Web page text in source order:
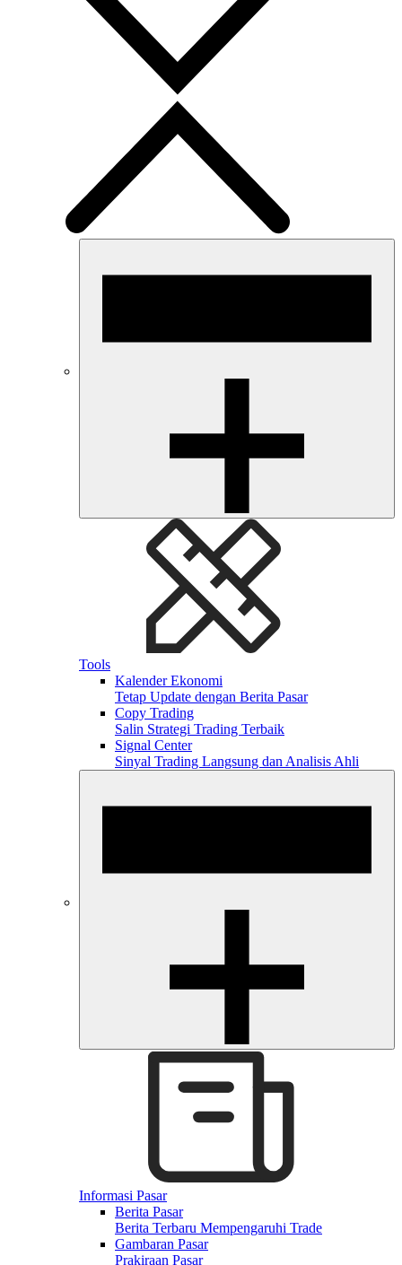
Tools
Kalender Ekonomi
Tetap Update dengan Berita Pasar
Copy Trading
Salin Strategi Trading Terbaik
Signal Center
Sinyal Trading Langsung dan Analisis Ahli
Informasi Pasar
Berita Pasar
Berita Terbaru Mempengaruhi Trade
Gambaran Pasar
Prakiraan Pasar